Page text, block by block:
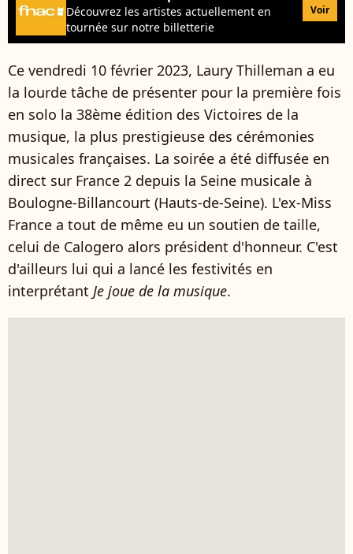
Découvrez les artistes actuellement en
tournée sur notre billetterie
Voir
Ce vendredi 10 février 2023, Laury Thilleman a eu
la lourde tâche de présenter pour la première fois
en solo la 38ème édition des Victoires de la
musique, la plus prestigieuse des cérémonies
musicales françaises. La soirée a été diffusée en
direct sur France 2 depuis la Seine musicale à
Boulogne-Billancourt (Hauts-de-Seine). L'ex-Miss
France a tout de même eu un soutien de taille,
celui de Calogero alors président d'honneur. C'est
d'ailleurs lui qui a lancé les festivités en
interprétant Je joue de la musique.